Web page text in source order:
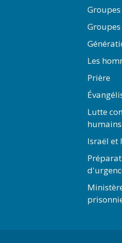
Les
Prière
Lutte
humains
Israël et